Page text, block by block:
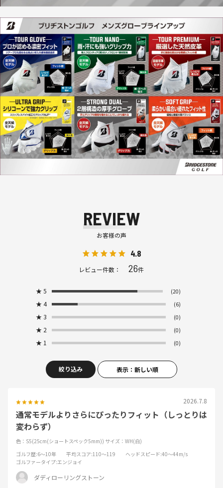
REVIEW
お客様の声
4.8
レビュー件数： 26件
★ 5 (20)
★ 4 (6)
★ 3 (0)
★ 2 (0)
★ 1 (0)
絞り込み 表示：新しい順
2026.7.8
通常モデルよりさらにぴったりフィット（しっとりは
変わらず）
色：S5(25cm(ショートスペック5mm)) サイズ：WH(白)
ゴルフ歴:6～10年 平均スコア:110～119 ヘッドスピード:40～44m/s
ゴルファータイプ:エンジョイ
ダディローリングストーン